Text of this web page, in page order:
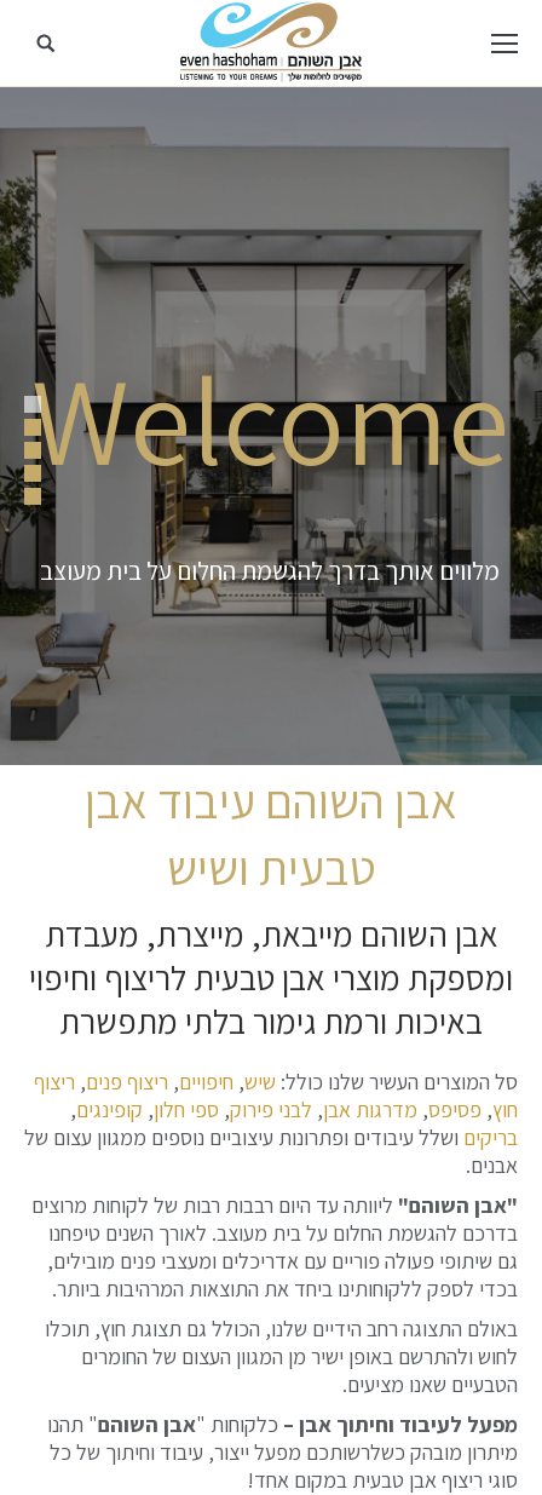
Welcome
מלווים אותך בדרך להגשמת החלום על בית מעוצב
אבן השוהם עיבוד אבן
טבעית ושיש
אבן השוהם מייבאת, מייצרת, מעבדת
ומספקת מוצרי אבן טבעית לריצוף וחיפוי
באיכות ורמת גימור בלתי מתפשרת
סל המוצרים העשיר שלנו כולל: שיש, חיפויים, ריצוף פנים, ריצוף
חוץ, פסיפס, מדרגות אבן, לבני פירוק, ספי חלון, קופינגים,
בריקים ושלל עיבודים ופתרונות עיצוביים נוספים ממגוון עצום של
אבנים.
"אבן השוהם" ליוותה עד היום רבבות רבות של לקוחות מרוצים
בדרכם להגשמת החלום על בית מעוצב. לאורך השנים טיפחנו
גם שיתופי פעולה פוריים עם אדריכלים ומעצבי פנים מובילים,
בכדי לספק ללקוחותינו ביחד את התוצאות המרהיבות ביותר.
באולם התצוגה רחב הידיים שלנו, הכולל גם תצוגת חוץ, תוכלו
לחוש ולהתרשם באופן ישיר מן המגוון העצום של החומרים
הטבעיים שאנו מציעים.
מפעל לעיבוד וחיתוך אבן – כלקוחות "אבן השוהם" תהנו
מיתרון מובהק כשלרשותכם מפעל ייצור, עיבוד וחיתוך של כל
סוגי ריצוף אבן טבעית במקום אחד!